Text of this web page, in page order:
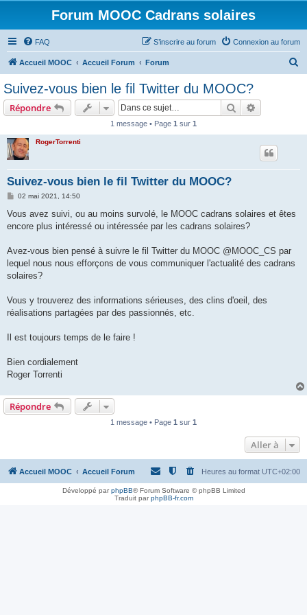
Forum MOOC Cadrans solaires
FAQ Connexion au forum
S’inscrire au forum
Accueil MOOC Accueil Forum Forum
Suivez-vous bien le fil Twitter du MOOC?
Répondre Rechercher
1 message • Page 1 sur 1
RogerTorrenti
Suivez-vous bien le fil Twitter du MOOC?
M
s
a
02 mai 2021, 14:50
Vous avez suivi, ou au moins survolé, le MOOC cadrans solaires et êtes
encore plus intéressé ou intéressée par les cadrans solaires?
Avez-vous bien pensé à suivre le fil Twitter du MOOC @MOOC_CS par
lequel nous nous efforçons de vous communiquer l'actualité des cadrans
solaires?
Vous y trouverez des informations sérieuses, des clins d'oeil, des
réalisations partagées par des passionnés, etc.
Il est toujours temps de le faire !
Bien cordialement
Roger Torrenti
Répondre
1 message • Page 1 sur 1
Aller à
Accueil MOOC Accueil Forum Heures au format UTC+02:00
Développé parphpBB® Forum Software © phpBB Limited
Traduit parphpBB-fr.com